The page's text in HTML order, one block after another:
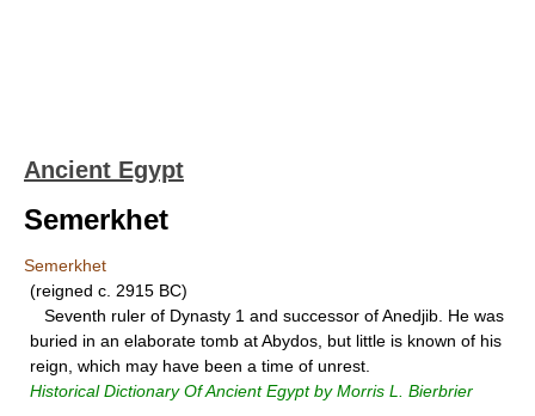
Ancient Egypt
Semerkhet
Semerkhet
(reigned c. 2915 BC)
Seventh ruler of Dynasty 1 and successor of Anedjib. He was
buried in an elaborate tomb at Abydos, but little is known of his
reign, which may have been a time of unrest.
Historical Dictionary Of Ancient Egypt by Morris L. Bierbrier